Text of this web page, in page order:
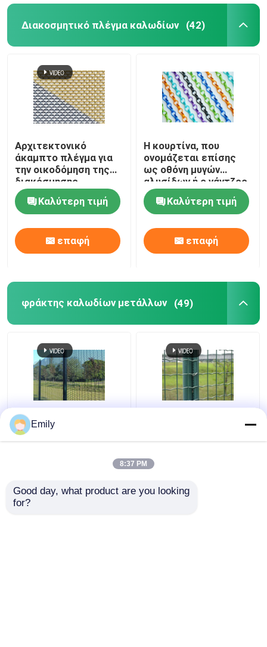
Διακοσμητικό πλέγμα καλωδίων (42)
Αρχιτεκτονικό
άκαμπτο πλέγμα για
την οικοδόμηση της
διακόσμησης
προσόψεων
Καλύτερη τιμή
επαφή
Η κουρτίνα, που
ονομάζεται επίσης
ως οθόνη μυγών
αλυσίδων ή ο γάντζος
συνδέσεων αλυσίδων
αλυσοδένει την
κουρτίνα, υλικό
αργιλίου
Καλύτερη τιμή
επαφή
φράκτης καλωδίων μετάλλων (49)
Πράσινα 358 αντι
αναρριχούνται στο
επιπέδου ασφάλεια
καλωδίων μετάλλων
φρακτών ύφους
Emily
8:37 PM
Good day, what product are you looking
for?